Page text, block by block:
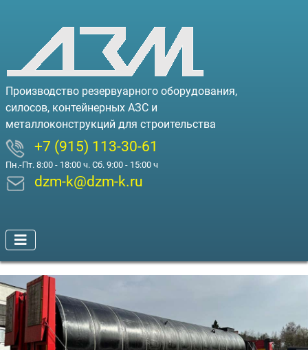
Производство резервуарного оборудования,
силосов, контейнерных АЗС и
металлоконструкций для строительства
+7 (915) 113-30-61
Пн.-Пт. 8:00 - 18:00 ч. Сб. 9:00 - 15:00 ч
dzm-k@dzm-k.ru